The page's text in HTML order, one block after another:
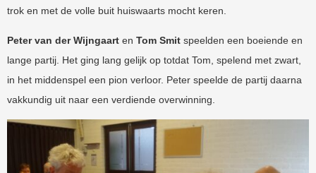
trok en met de volle buit huiswaarts mocht keren.
Peter van der Wijngaart en Tom Smit speelden een boeiende en
lange partij. Het ging lang gelijk op totdat Tom, spelend met zwart,
in het middenspel een pion verloor. Peter speelde de partij daarna
vakkundig uit naar een verdiende overwinning.